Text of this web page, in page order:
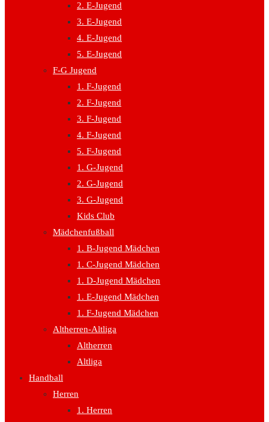
2. E-Jugend
3. E-Jugend
4. E-Jugend
5. E-Jugend
F-G Jugend
1. F-Jugend
2. F-Jugend
3. F-Jugend
4. F-Jugend
5. F-Jugend
1. G-Jugend
2. G-Jugend
3. G-Jugend
Kids Club
Mädchenfußball
1. B-Jugend Mädchen
1. C-Jugend Mädchen
1. D-Jugend Mädchen
1. E-Jugend Mädchen
1. F-Jugend Mädchen
Altherren-Altliga
Altherren
Altliga
Handball
Herren
1. Herren